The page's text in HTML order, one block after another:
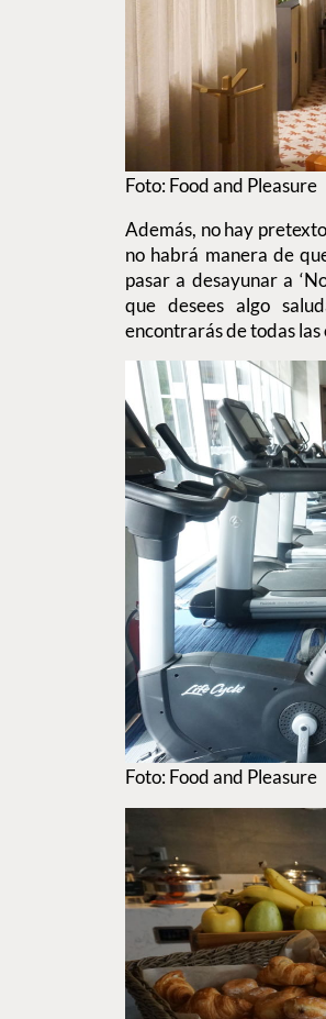
Foto: Food and Pleasure
Además, no hay
no habrá manera de
pasar a desayunar a
que desees algo
encontrarás de todas las
Foto: Food and Pleasure